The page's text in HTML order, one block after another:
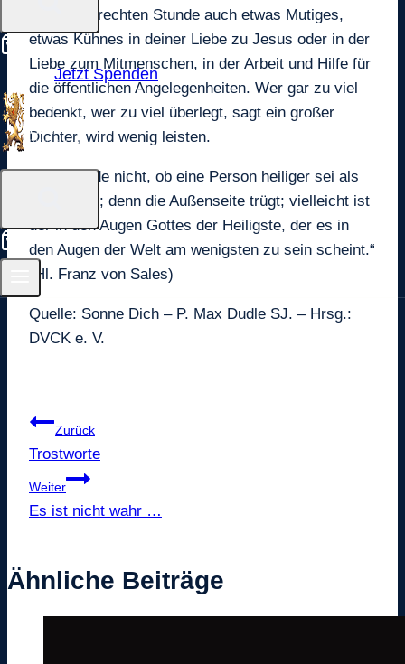
Jetzt Spenden
0
Wage zur rechten Stunde auch etwas Mutiges,
etwas Kühnes in deiner Liebe zu Jesus oder in der
Liebe zum Mitmenschen, in der Arbeit und Hilfe für
die öffentlichen Angelegenheiten. Wer gar zu viel
bedenkt, wer zu viel überlegt, sagt ein großer
Dichter, wird wenig leisten.
„Entscheide nicht, ob eine Person heiliger sei als
die andere; denn die Außenseite trügt; vielleicht ist
der in den Augen Gottes der Heiligste, der es in
den Augen der Welt am wenigsten zu sein scheint.“
(Hl. Franz von Sales)
Quelle: Sonne Dich – P. Max Dudle SJ. – Hrsg.:
DVCK e. V.
Beitragsnavigation
Zurück
Trostworte
Weiter
Es ist nicht wahr …
Ähnliche Beiträge